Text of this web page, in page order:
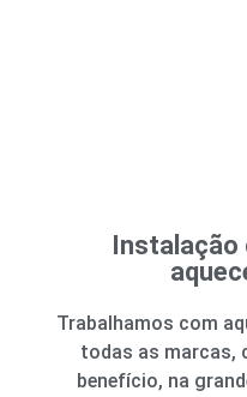
Trabalhamos com
todas as marcas,
benefício, na